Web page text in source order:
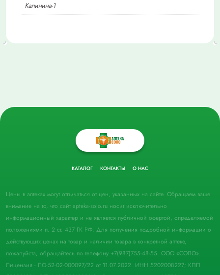
Калинина-1
КАТАЛОГ КОНТАКТЫ О НАС
Цены в аптеках могут отличаться от цен, указанных на сайте. Обращаем ваше
внимание на то, что сайт apteka-solo.ru носит исключительно
информационный характер и не является публичной офертой, определяемой
положениями п. 2 ст. 437 ГК РФ. Для получения подробной информации о
действующих ценах на товар и наличии товара в конкретной аптеке,
пожалуйста, обращайтесь по телефону +7(987)755-48-55. ООО «СОЛО».
Лицензия - ЛО-52-02-000097/22 от 11.07.2022. ИНН 5202008227; КПП